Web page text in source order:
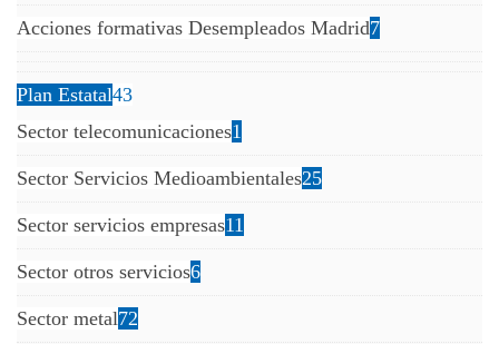
Acciones formativas Desempleados Madrid7
Plan Estatal43
Sector telecomunicaciones1
Sector Servicios Medioambientales25
Sector servicios empresas11
Sector otros servicios6
Sector metal72